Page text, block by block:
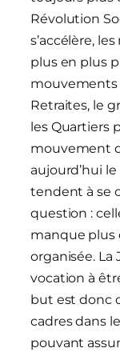
Révolution
s’accélère,
plus en plus
mouvements
Retraites, le
les Quartiers
mouvement
aujourd’hui
tendent à se
question :
manque plus
organisée. La
vocation à
but est donc
cadres dans
pouvant